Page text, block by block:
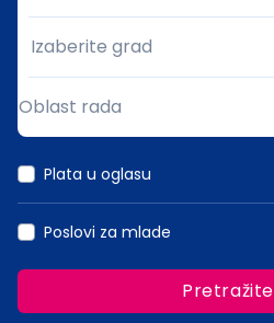
Grad
Izaberite grad
Oblast rada
Plata u oglasu
Poslovi za mlade
Pretražite